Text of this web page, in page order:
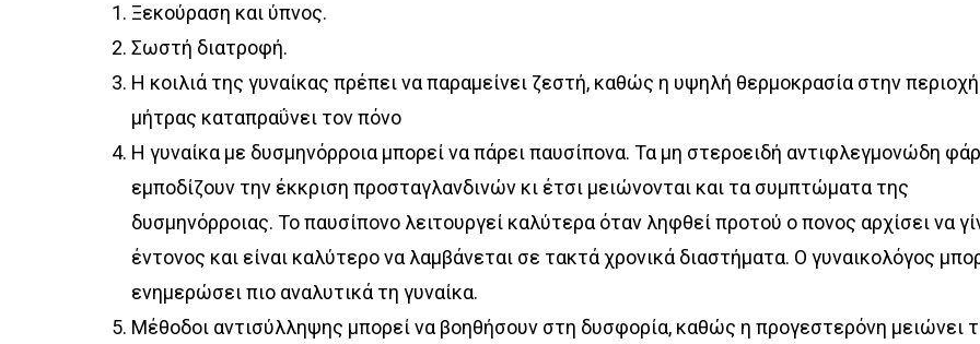
Ξεκούραση και ύπνος.
Σωστή διατροφή.
Η κοιλιά της γυναίκας πρέπει να παραμείνει ζεστή, καθώς η υψηλή θερμοκρασία στην
μήτρας καταπραΰνει τον πόνο
Η γυναίκα με δυσμηνόρροια μπορεί να πάρει παυσίπονα. Τα μη στεροειδή αντιφλεγμονώδη
εμποδίζουν την έκκριση προσταγλανδινών κι έτσι μειώνονται και τα συμπτώματα της
δυσμηνόρροιας. Το παυσίπονο λειτουργεί καλύτερα όταν ληφθεί προτού ο πονος αρχίσει να
έντονος και είναι καλύτερο να λαμβάνεται σε τακτά χρονικά διαστήματα. Ο γυναικολόγος
ενημερώσει πιο αναλυτικά τη γυναίκα.
Μέθοδοι αντισύλληψης μπορεί να βοηθήσουν στη δυσφορία, καθώς η προγεστερόνη μειώνει